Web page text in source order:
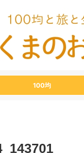
100均